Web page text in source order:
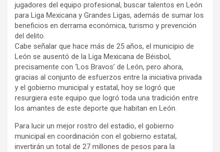
jugadores del equipo profesional, buscar talentos en León
para Liga Mexicana y Grandes Ligas, además de sumar los
beneficios en derrama económica, turismo y prevención
del delito.
Cabe señalar que hace más de 25 años, el municipio de
León se ausentó de la Liga Mexicana de Béisbol,
precisamente con ‘Los Bravos’ de León, pero ahora,
gracias al conjunto de esfuerzos entre la iniciativa privada
y el gobierno municipal y estatal, hoy se logró que
resurgiera este equipo que logró toda una tradición entre
los amantes de este deporte que habitan en León.
Para lucir un mejor rostro del estadio, el gobierno
municipal en coordinación con el gobierno estatal,
invertirán un total de 27 millones de pesos para la